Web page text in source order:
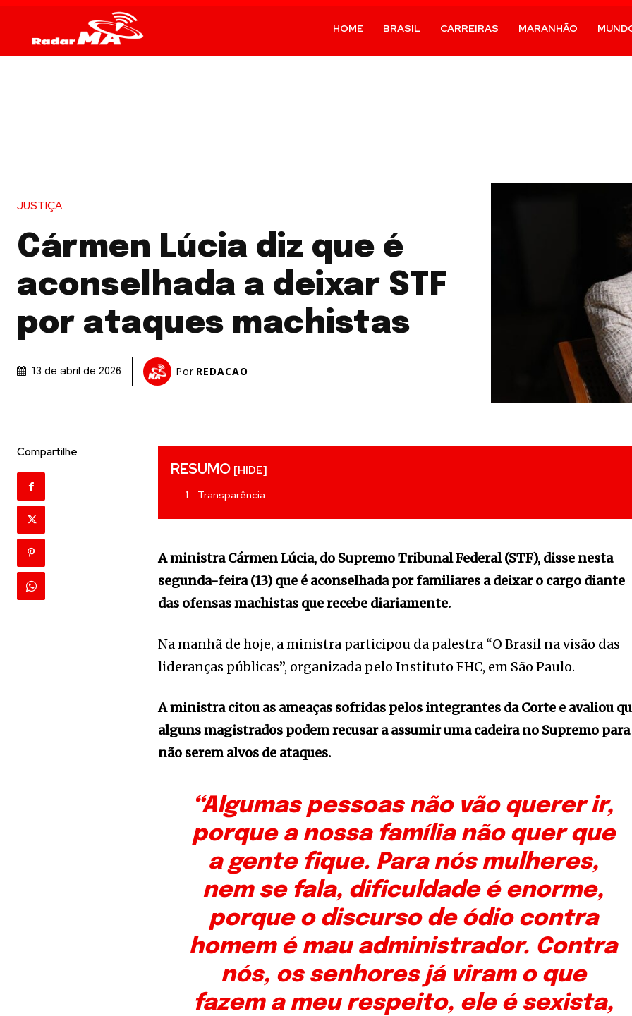
HOME BRASIL CARREIRAS MARANHÃO
JUSTIÇA
Cármen Lúcia diz que é
aconselhada a deixar STF
por ataques machistas
13 de abril de 2026 Por REDACAO
Compartilhe
RESUMO [HIDE]
Transparência
A ministra Cármen Lúcia, do Supremo Tribunal Federal (STF), disse nesta
segunda-feira (13) que é aconselhada por familiares a deixar o cargo diante
das ofensas machistas que recebe diariamente.
Na manhã de hoje, a ministra participou da palestra “O Brasil na visão das
lideranças públicas”, organizada pelo Instituto FHC, em São Paulo.
A ministra citou as ameaças sofridas pelos integrantes da Corte e avaliou
alguns magistrados podem recusar a assumir uma cadeira no Supremo para
não serem alvos de ataques.
“Algumas pessoas não vão querer ir,
porque a nossa família não quer que
a gente fique. Para nós mulheres,
nem se fala, dificuldade é enorme,
porque o discurso de ódio contra
homem é mau administrador. Contra
nós, os senhores já viram o que
fazem a meu respeito, ele é sexista,